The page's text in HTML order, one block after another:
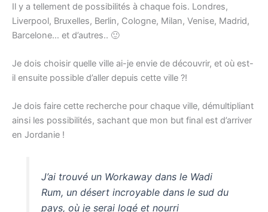
Il y a tellement de possibilités à chaque fois. Londres,
Liverpool, Bruxelles, Berlin, Cologne, Milan, Venise, Madrid,
Barcelone… et d’autres.. 🙂
Je dois choisir quelle ville ai-je envie de découvrir, et où est-
il ensuite possible d’aller depuis cette ville ?!
Je dois faire cette recherche pour chaque ville, démultipliant
ainsi les possibilités, sachant que mon but final est d’arriver
en Jordanie !
J’ai trouvé un Workaway dans le Wadi
Rum, un désert incroyable dans le sud du
pays, où je serai logé et nourri